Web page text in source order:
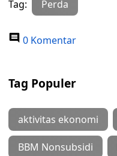
Tag: Perda
0 Komentar
Tag Populer
aktivitas ekonomi
BBM Nonsubsidi